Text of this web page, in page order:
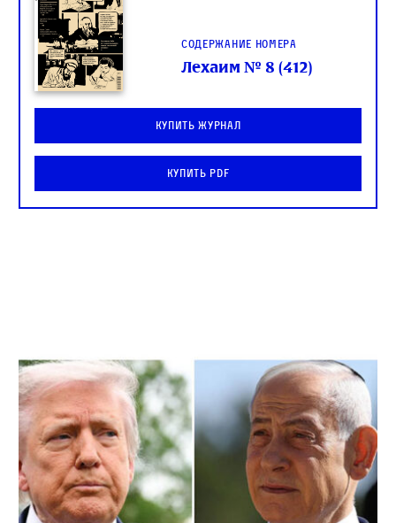
Содержание номера
Лехаим № 8 (412)
Купить журнал
Купить PDF